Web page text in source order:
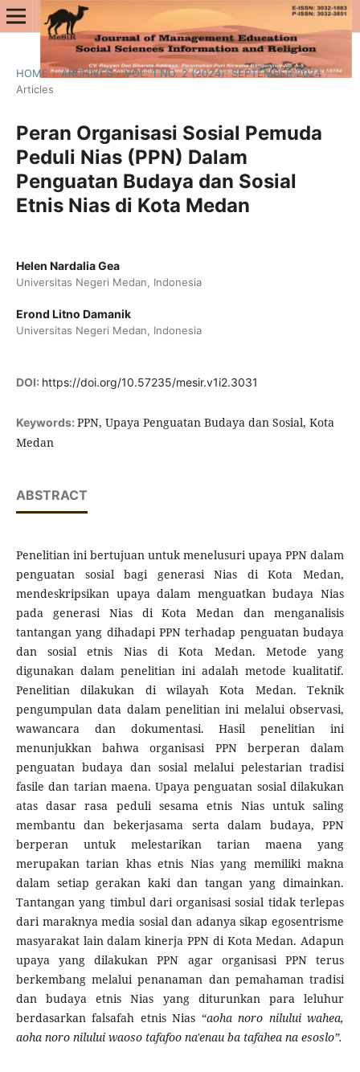
HOME / ARCHIVES / VOL. 1 NO. 2 (2024): SEPTEMBER 2024 /
Articles
Peran Organisasi Sosial Pemuda
Peduli Nias (PPN) Dalam
Penguatan Budaya dan Sosial
Etnis Nias di Kota Medan
Helen Nardalia Gea
Universitas Negeri Medan, Indonesia
Erond Litno Damanik
Universitas Negeri Medan, Indonesia
DOI: https://doi.org/10.57235/mesir.v1i2.3031
Keywords: PPN, Upaya Penguatan Budaya dan Sosial, Kota
Medan
ABSTRACT
Penelitian ini bertujuan untuk menelusuri upaya PPN dalam
penguatan sosial bagi generasi Nias di Kota Medan,
mendeskripsikan upaya dalam menguatkan budaya Nias
pada generasi Nias di Kota Medan dan menganalisis
tantangan yang dihadapi PPN terhadap penguatan budaya
dan sosial etnis Nias di Kota Medan. Metode yang
digunakan dalam penelitian ini adalah metode kualitatif.
Penelitian dilakukan di wilayah Kota Medan. Teknik
pengumpulan data dalam penelitian ini melalui observasi,
wawancara dan dokumentasi. Hasil penelitian ini
menunjukkan bahwa organisasi PPN berperan dalam
penguatan budaya dan sosial melalui pelestarian tradisi
fasile dan tarian maena. Upaya penguatan sosial dilakukan
atas dasar rasa peduli sesama etnis Nias untuk saling
membantu dan bekerjasama serta dalam budaya, PPN
berperan untuk melestarikan tarian maena yang
merupakan tarian khas etnis Nias yang memiliki makna
dalam setiap gerakan kaki dan tangan yang dimainkan.
Tantangan yang timbul dari organisasi sosial tidak terlepas
dari maraknya media sosial dan adanya sikap egosentrisme
masyarakat lain dalam kinerja PPN di Kota Medan. Adapun
upaya yang dilakukan PPN agar organisasi PPN terus
berkembang melalui penanaman dan pemahaman tradisi
dan budaya etnis Nias yang diturunkan para leluhur
berdasarkan falsafah etnis Nias “aoha noro nilului wahea,
aoha noro nilului waoso tafafoo na'enau ba tafahea na esoslo”.